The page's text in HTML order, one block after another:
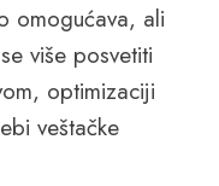
omogućava, ali
više posvetiti
optimizaciji
veštačke